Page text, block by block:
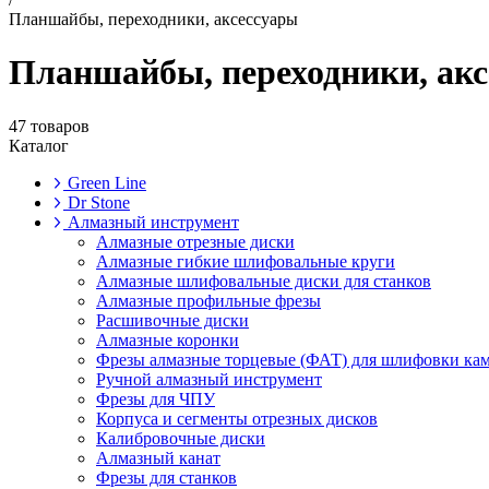
Планшайбы, переходники, аксессуары
Планшайбы, переходники,
47 товаров
Каталог
Green Line
Dr Stone
Алмазный инструмент
Алмазные отрезные диски
Алмазные гибкие шлифовальные круги
Алмазные шлифовальные диски для станков
Алмазные профильные фрезы
Расшивочные диски
Алмазные коронки
Фрезы алмазные торцевые (ФАТ) для шлифовки
Ручной алмазный инструмент
Фрезы для ЧПУ
Корпуса и сегменты отрезных дисков
Калибровочные диски
Алмазный канат
Фрезы для станков